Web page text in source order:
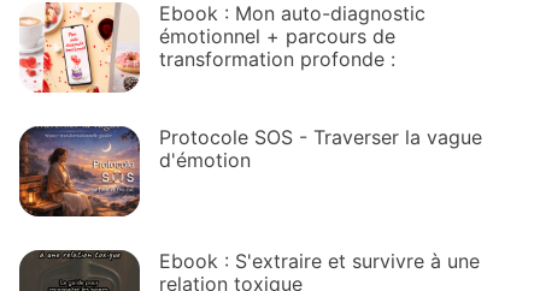
Ebook : Mon auto-diagnostic
émotionnel + parcours de
transformation profonde :
Protocole SOS - Traverser la vague
d'émotion
Ebook : S'extraire et survivre à une
relation toxique